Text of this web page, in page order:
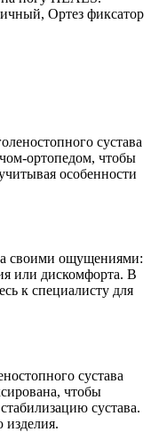
Ортез фиксатор
сустава
ортопедом, чтобы
особенности
своими ощущениями:
или дискомфорта. В
к специалисту для
сустава
чтобы
сустава.